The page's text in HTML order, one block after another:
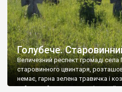
Голубече.
Величезний респект громаді села
старовинного цвинтаря,
немає, гарна зелена травичка і
найкращий регулятор шкідливої,